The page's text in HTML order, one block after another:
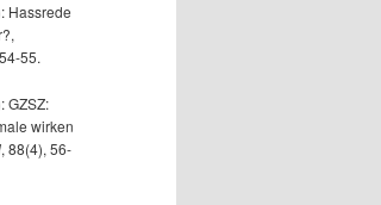
Hassrede
55.
GZSZ:
wirken
, 88(4), 56-